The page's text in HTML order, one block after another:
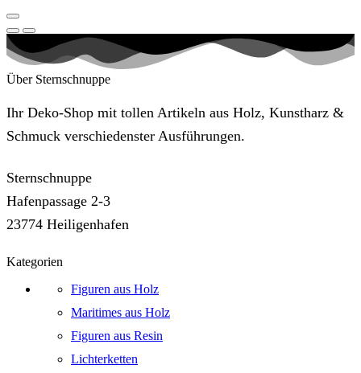
Über Sternschnuppe
Ihr Deko-Shop mit tollen Artikeln aus Holz, Kunstharz &
Schmuck verschiedenster Ausführungen.
Sternschnuppe
Hafenpassage 2-3
23774 Heiligenhafen
Kategorien
Figuren aus Holz
Maritimes aus Holz
Figuren aus Resin
Lichterketten